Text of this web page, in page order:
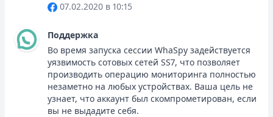
07.02.2020 в 10:15
Поддержка
Во время запуска сессии WhaSpy задействуется
уязвимость сотовых сетей SS7, что позволяет
производить операцию мониторинга полностью
незаметно на любых устройствах. Ваша цель не
узнает, что аккаунт был скомпрометирован, если
вы не выдадите себя.